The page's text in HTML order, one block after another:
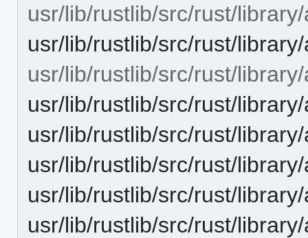
usr/lib/rustlib/src/rust/
usr/lib/rustlib/src/rust/
usr/lib/rustlib/src/rust/
usr/lib/rustlib/src/rust/
usr/lib/rustlib/src/rust/
usr/lib/rustlib/src/rust/
usr/lib/rustlib/src/rust/
usr/lib/rustlib/src/rust/